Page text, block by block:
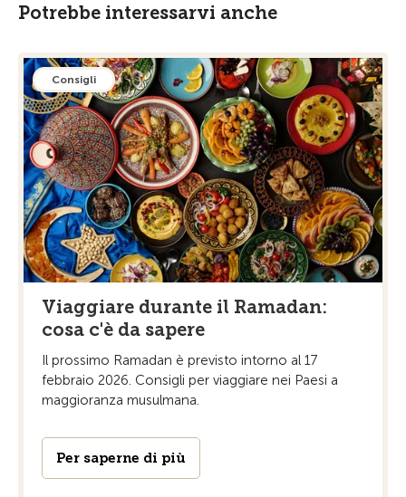
Potrebbe interessarvi anche
Consigli
Viaggiare durante il Ramadan:
cosa c'è da sapere
Il prossimo Ramadan è previsto intorno al 17
febbraio 2026. Consigli per viaggiare nei Paesi a
maggioranza musulmana.
Per saperne di più